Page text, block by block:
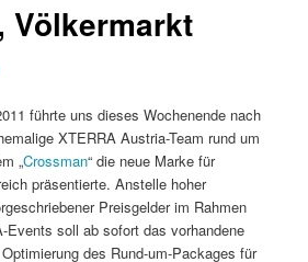
Völkermarkt
führte uns dieses Wochenende nach
XTERRA Austria-Team rund um
„Crossman“ die neue Marke für
präsentierte. Anstelle hoher
Preisgelder im Rahmen
Events soll ab sofort das vorhandene
des Rund-um-Packages für